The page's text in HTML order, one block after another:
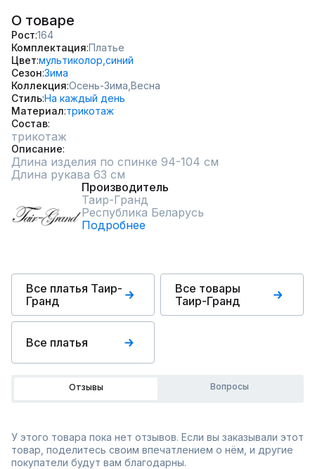
О товаре
Рост 164
Комплектация Платье
Цвет мультиколор, синий
Сезон Зима
Коллекция Осень-Зима, Весна
СтильНа каждый день
Материал трикотаж
Состав
трикотаж
Описание
Длина изделия по спинке 94-104 см
Длина рукава 63 см
Производитель
Таир-Гранд
Республика Беларусь
Подробнее
Все платья Таир-
Гранд
Все товары
Таир-Гранд
Все платья
Отзывы Вопросы
У этого товара пока нет отзывов. Если вы заказывали этот
товар, поделитесь своим впечатлением о нём, и другие
покупатели будут вам благодарны.